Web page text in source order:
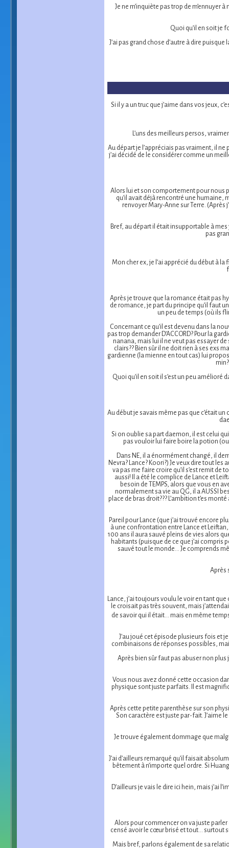
Je ne m’inquiète pas trop de m’ennuyer
Quoi qu’il en soit je
J’ai pas grand chose d’autre à dire
Si il y a un truc que j’aime dans vos jeux,
L’uns des meilleurs persos,
Au départ je l’appréciais pas vraiment, il
j’ai décidé de le considérer comme un
Alors lui et son comportement pour nous
qu’il avait déjà rencontré une humaine,
renvoyer Mary-Anne sur Terre.
Bref, au départ il était insupportable à
pas
Mon cher ex, je l’ai apprécié du début à la
Après je trouve que la romance était pas
de romance, je part du principe qu’il faut
un peu de temps (où ils
Concernant ce qu’il est devenu dans la
pas trop demander D’ACCORD? Pour la
nanana, mais lui il ne veut pas essayer
clairs?? Bien sûr il ne doit rien à ses exs
gardienne (la mienne en tout cas) lui
Quoi qu’il en soit il s’est un peu amélioré
Au début je savais même pas que c’était
Si on oublie sa part daemon, il est celui
pas vouloir lui faire boire la potion
Dans NE, il a énormément changé, il
Nevra? Lance? Koori?) Je veux dire tout
va pas me faire croire qu’il s’est remit de
aussi! Il a été le complice de Lance et
besoin de TEMPS, alors que vous en
normalement sa vie au QG, il a AUSSI
place de bras droit??? L’ambition t’es
Pareil pour Lance (que j’ai trouvé encore
à une confrontation entre Lance et
100 ans il aura sauvé pleins de vies alors
habitants (puisque de ce que j’ai compris
sauvé tout le monde... Je comprends
Après
Lance, j’ai toujours voulu le voir en tant
le croisait pas très souvent, mais
de savoir qui il était... mais en même
J’au joué cet épisode plusieurs fois et
combinaisons de réponses possibles,
Après bien sûr faut pas abuser non
Vous nous avez donné cette occasion
physique sont juste parfaits. Il est
Après cette petite parenthèse sur son
Son caractère est juste par-fait. J’aime
Je trouve également dommage que
J’ai d’ailleurs remarqué qu’il faisait
bêtement à n’importe quel ordre. Si
D’ailleurs je vais le dire ici hein, mais j’ai
Alors pour commencer on va juste parler
censé avoir le cœur brisé et tout... surtout
Mais bref, parlons également de sa